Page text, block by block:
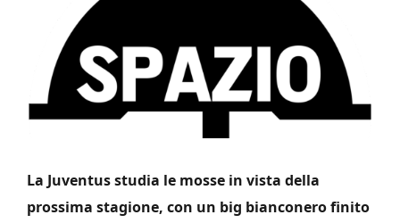
La Juventus studia le mosse in vista della
prossima stagione, con un big bianconero finito